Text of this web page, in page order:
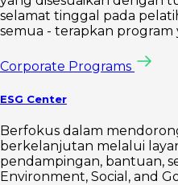
selamat tinggal pada
semua - terapkan
Corporate Programs
ESG Center
Berfokus dalam
berkelanjutan melalui
pendampingan, bantuan,
Environment, Social, and